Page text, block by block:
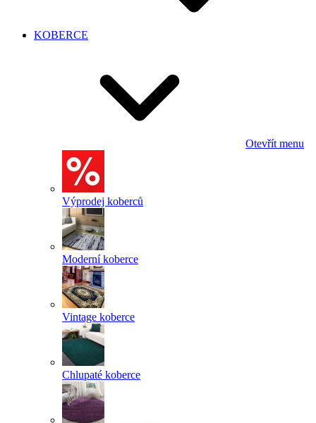
KOBERCE
Otevřít menu
Výprodej koberců
Moderní koberce
Vintage koberce
Chlupaté koberce